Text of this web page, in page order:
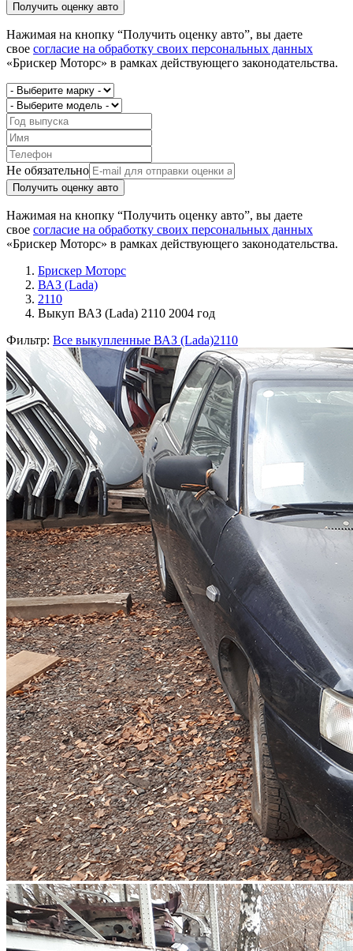
Получить оценку авто
Нажимая на кнопку “Получить оценку авто”, вы даете
свое согласие на обработку своих персональных данных
«Брискер Моторс» в рамках действующего законодательства.
Не обязательно
Получить оценку авто
Нажимая на кнопку “Получить оценку авто”, вы даете
свое согласие на обработку своих персональных данных
«Брискер Моторс» в рамках действующего законодательства.
Брискер Моторс
ВАЗ (Lada)
2110
Выкуп ВАЗ (Lada) 2110 2004 год
Фильтр: Все выкупленные ВАЗ (Lada)2110